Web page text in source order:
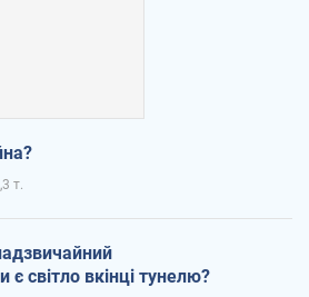
т.
світло вкінці тунелю?